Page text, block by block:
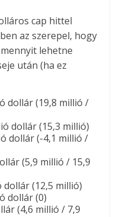
cap hittel
az szerepel, hogy
lehetne
után (ha ez
dollár (19,8 millió /
dollár (15,3 millió)
dollár (-4,1 millió /
(5,9 millió / 15,9
dollár (12,5 millió)
dollár (0)
(4,6 millió / 7,9